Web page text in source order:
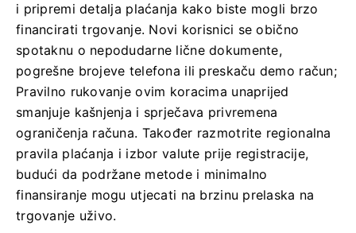
i pripremi detalja plaćanja kako biste mogli brzo
financirati trgovanje. Novi korisnici se obično
spotaknu o nepodudarne lične dokumente,
pogrešne brojeve telefona ili preskaču demo račun;
Pravilno rukovanje ovim koracima unaprijed
smanjuje kašnjenja i sprječava privremena
ograničenja računa. Također razmotrite regionalna
pravila plaćanja i izbor valute prije registracije,
budući da podržane metode i minimalno
finansiranje mogu utjecati na brzinu prelaska na
trgovanje uživo.